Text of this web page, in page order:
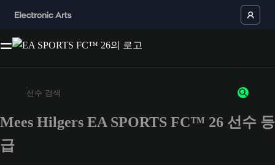
최소 3자 이상의 문자 또는 숫자를 입력하세요
Mees Hilgers EA SPORTS FC™ 26 선수 등
급